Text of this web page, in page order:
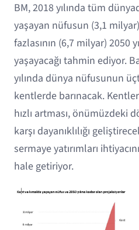
BM, 2018 yılında tüm
yaşayan nüfusun (3,1
fazlasının (6,7 milyar) 2050
yaşayacağı tahmin ediyor.
yılında dünya nüfusunun
kentlerde barınacak.
hızlı artması, önümüzdeki
karşı dayanıklılığı
sermaye yatırımları
hale getiriyor.